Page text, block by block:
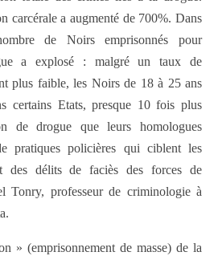
carcérale a augmenté de 700%. Dans
de Noirs emprisonnés pour
a explosé : malgré un taux de
plus faible, les Noirs de 18 à 25 ans
certains Etats, presque 10 fois plus
de drogue que leurs homologues
pratiques policières qui ciblent les
des délits de faciès des forces de
Tonry, professeur de criminologie à
» (emprisonnement de masse) de la